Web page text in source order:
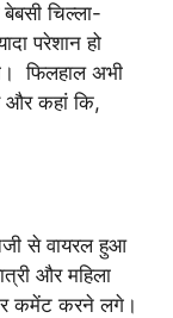
चिल्ला-
परेशान हो
फिलहाल अभी
और कहां कि,
से वायरल हुआ
और महिला
कमेंट करने लगे।